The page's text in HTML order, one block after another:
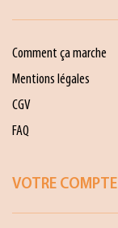
Comment ça marche
Mentions légales
CGV
FAQ
VOTRE COMPTE